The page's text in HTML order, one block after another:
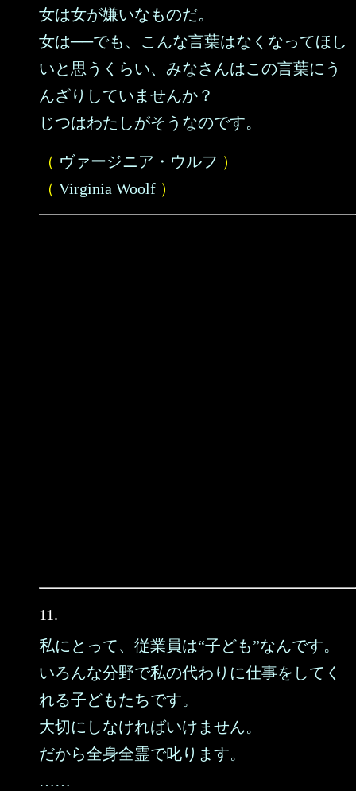
女は女が嫌いなものだ。
女は──でも、こんな言葉はなくなってほし
いと思うくらい、みなさんはこの言葉にう
んざりしていませんか？
じつはわたしがそうなのです。
（ ヴァージニア・ウルフ ）
（ Virginia Woolf ）
11.
私にとって、従業員は“子ども”なんです。
いろんな分野で私の代わりに仕事をしてく
れる子どもたちです。
大切にしなければいけません。
だから全身全霊で叱ります。
……